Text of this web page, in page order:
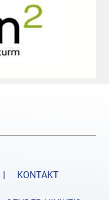
|
KONTAKT